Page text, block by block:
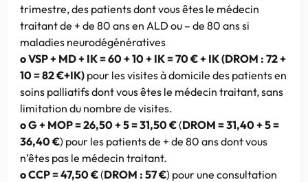
trimestre, des patients dont vous êtes le médecin
traitant de + de 80 ans en ALD ou – de 80 ans si
maladies neurodégénératives
o VSP + MD + IK = 60 + 10 + IK = 70 € + IK (DROM : 72 +
10 = 82 €+IK) pour les visites à domicile des patients en
soins palliatifs dont vous êtes le médecin traitant, sans
limitation du nombre de visites.
o G + MOP = 26,50 + 5 = 31,50 €(DROM = 31,40 + 5 =
36,40 €) pour les patients de + de 80 ans dont vous
n’êtes pas le médecin traitant.
o CCP = 47,50 €(DROM : 57 €) pour une consultation